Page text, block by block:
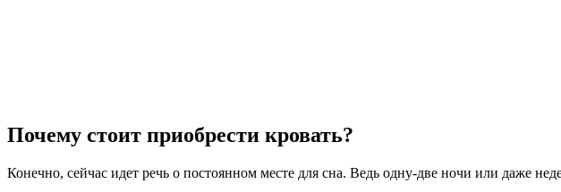
Почему стоит приобрести кровать?
Конечно, сейчас идет речь о постоянном месте для сна. Ведь одну-две ночи или даже